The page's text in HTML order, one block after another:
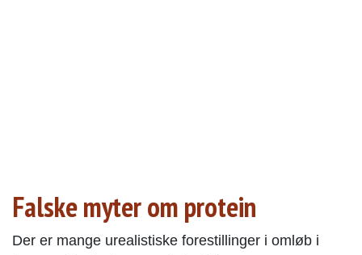
Falske myter om protein
Der er mange urealistiske forestillinger i omløb i